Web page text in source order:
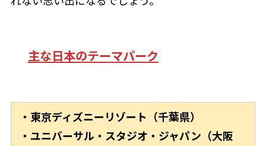
主な日本のテーマパーク
・東京ディズニーリゾート（千葉県）
・ユニバーサル・スタジオ・ジャパン（大阪